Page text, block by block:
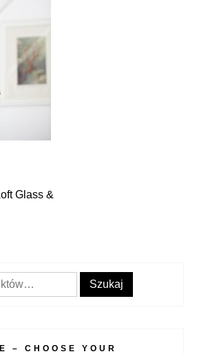
Glass &
Szukaj
– CHOOSE YOUR